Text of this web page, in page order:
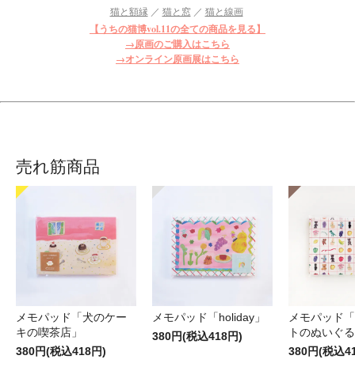
猫と額縁／ 猫と窓／ 猫と線画
【うちの猫博vol.11の全ての商品を見る】
→原画のご購入はこちら
→オンライン原画展はこちら
売れ筋商品
メモパッド「犬のケー
キの喫茶店」
380円(税込418円)
メモパッド「holiday」
380円(税込418円)
メモパッド
トのぬいぐ
380円(税込